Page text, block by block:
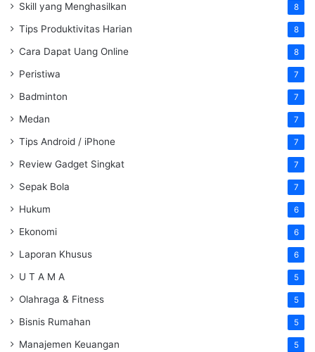
Skill yang Menghasilkan 8
Tips Produktivitas Harian 8
Cara Dapat Uang Online 8
Peristiwa 7
Badminton 7
Medan 7
Tips Android / iPhone 7
Review Gadget Singkat 7
Sepak Bola 7
Hukum 6
Ekonomi 6
Laporan Khusus 6
U T A M A 5
Olahraga & Fitness 5
Bisnis Rumahan 5
Manajemen Keuangan 5